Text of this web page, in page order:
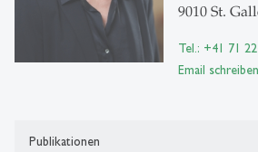
9010 St.
Tel.: +41 71
Email schreiben
Publikationen